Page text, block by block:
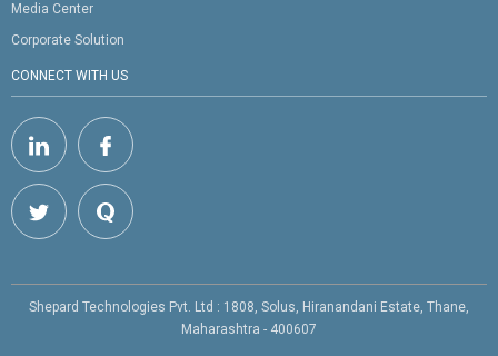
Media Center
Corporate Solution
CONNECT WITH US
Shepard Technologies Pvt. Ltd : 1808, Solus, Hiranandani Estate, Thane,
Maharashtra - 400607